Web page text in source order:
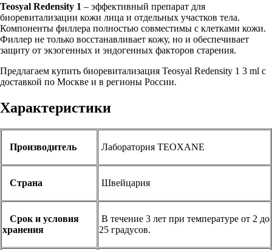
Teosyal Redensity 1 – эффективный препарат для
биоревитализации кожи лица и отдельных участков тела.
Компоненты филлера полностью совместимы с клетками кожи.
Филлер не только восстанавливает кожу, но и обеспечивает
защиту от экзогенных и эндогенных факторов старения.
Предлагаем купить биоревитализация Teosyal Redensity 1 3 ml с
доставкой по Москве и в регионы России.
Характеристики
Производитель Лаборатория TEOXANE
Страна Швейцария
Срок и условия
хранения
В течение 3 лет при температуре от 2 до
25 градусов.